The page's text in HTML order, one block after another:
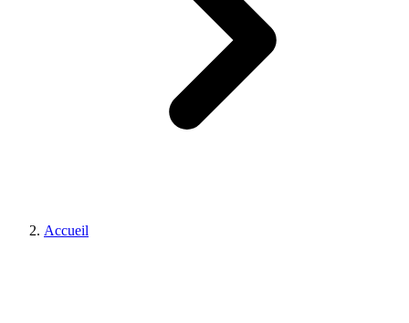
Accueil